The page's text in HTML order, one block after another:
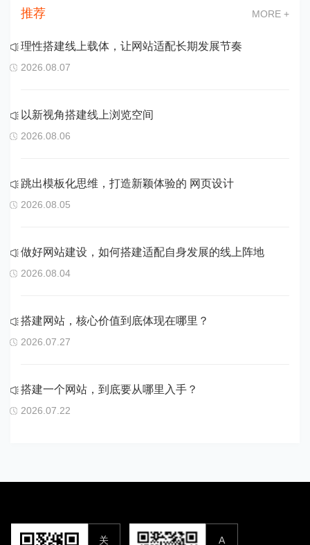
推荐 MORE +
理性搭建线上载体，让网站适配长期发展节奏
2026.08.07
以新视角搭建线上浏览空间
2026.08.06
跳出模板化思维，打造新颖体验的 网页设计
2026.08.05
做好网站建设，如何搭建适配自身发展的线上阵地
2026.08.04
搭建网站，核心价值到底体现在哪里？
2026.07.27
搭建一个网站，到底要从哪里入手？
2026.07.22
关 A